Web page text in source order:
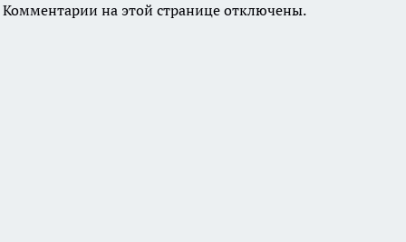
Комментарии на этой странице отключены.